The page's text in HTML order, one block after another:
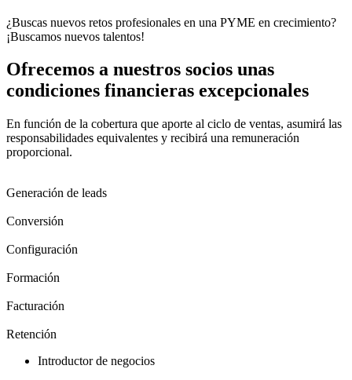
¿Buscas nuevos retos profesionales en una PYME en crecimiento?
¡Buscamos nuevos talentos!
Ofrecemos a nuestros socios unas
condiciones financieras excepcionales
En función de la cobertura que aporte al ciclo de ventas, asumirá las
responsabilidades equivalentes y recibirá una remuneración
proporcional.
Generación de leads
Conversión
Configuración
Formación
Facturación
Retención
Introductor de negocios